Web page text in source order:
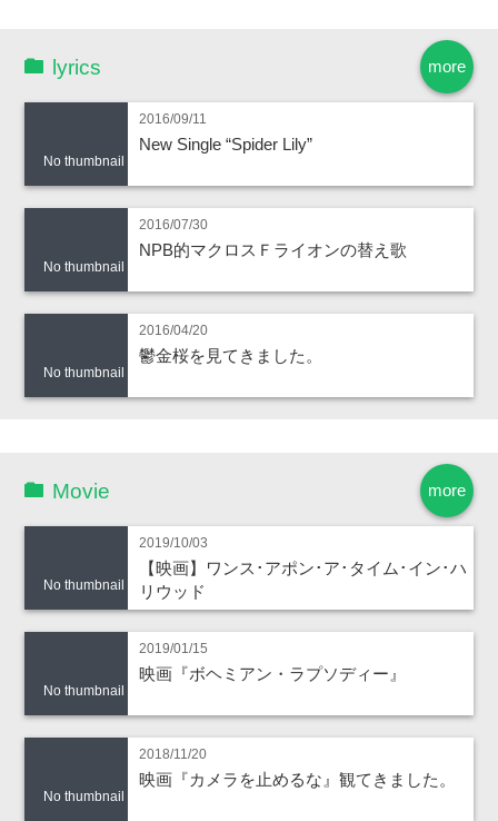
more
lyrics
No thumbnail
2016/09/11
New Single “Spider Lily”
No thumbnail
2016/07/30
NPB的マクロスＦライオンの替え歌
No thumbnail
2016/04/20
鬱金桜を見てきました。
more
Movie
No thumbnail
2019/10/03
【映画】ワンス･アポン･ア･タイム･イン･ハ
リウッド
No thumbnail
2019/01/15
映画『ボヘミアン・ラプソディー』
No thumbnail
2018/11/20
映画『カメラを止めるな』観てきました。